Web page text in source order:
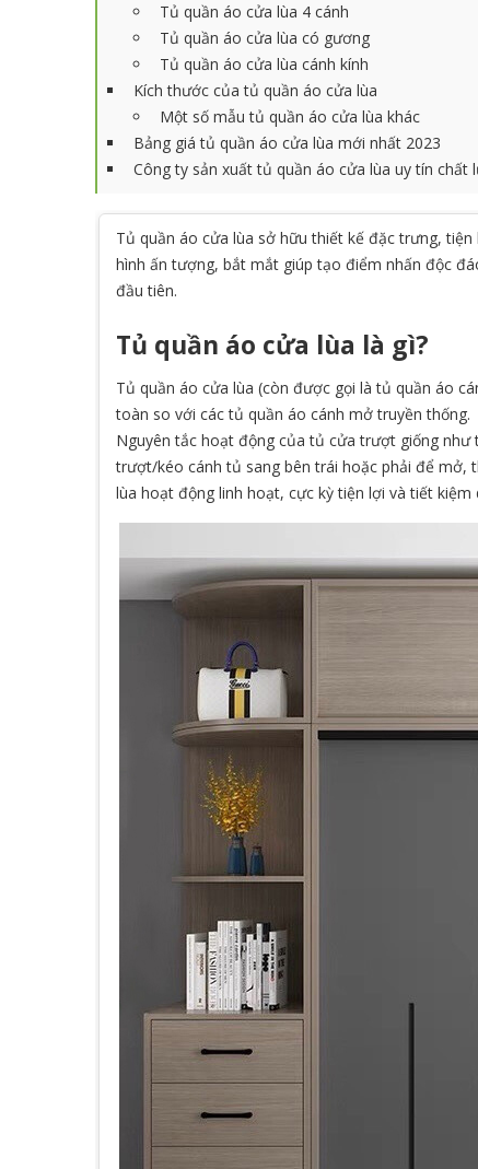
Tủ quần áo cửa lùa 4 cánh
Tủ quần áo cửa lùa có gương
Tủ quần áo cửa lùa cánh kính
Kích thước của tủ quần áo cửa lùa
Một số mẫu tủ quần áo cửa lùa khác
Bảng giá tủ quần áo cửa lùa mới nhất 2023
Công ty sản xuất tủ quần áo cửa lùa uy tín chất
Tủ quần áo cửa lùa sở hữu thiết kế đặc trưng,
hình ấn tượng, bắt mắt giúp tạo điểm nhấn độc
đầu tiên.
Tủ quần áo cửa lùa là gì?
Tủ quần áo cửa lùa (còn được gọi là tủ quần áo
toàn so với các tủ quần áo cánh mở truyền thống.
Nguyên tắc hoạt động của tủ cửa trượt giống như
trượt/kéo cánh tủ sang bên trái hoặc phải để mở,
lùa hoạt động linh hoạt, cực kỳ tiện lợi và tiết